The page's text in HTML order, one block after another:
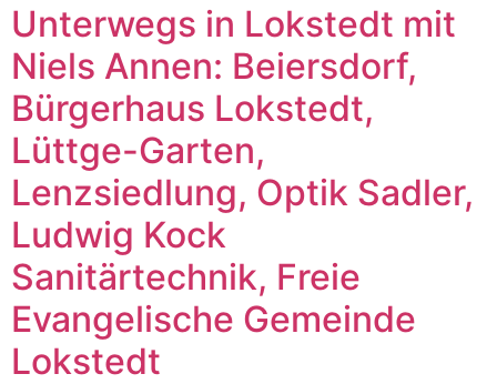
Unterwegs in Lokstedt mit
Niels Annen: Beiersdorf,
Bürgerhaus Lokstedt,
Lüttge-Garten,
Lenzsiedlung, Optik Sadler,
Ludwig Kock
Sanitärtechnik, Freie
Evangelische Gemeinde
Lokstedt